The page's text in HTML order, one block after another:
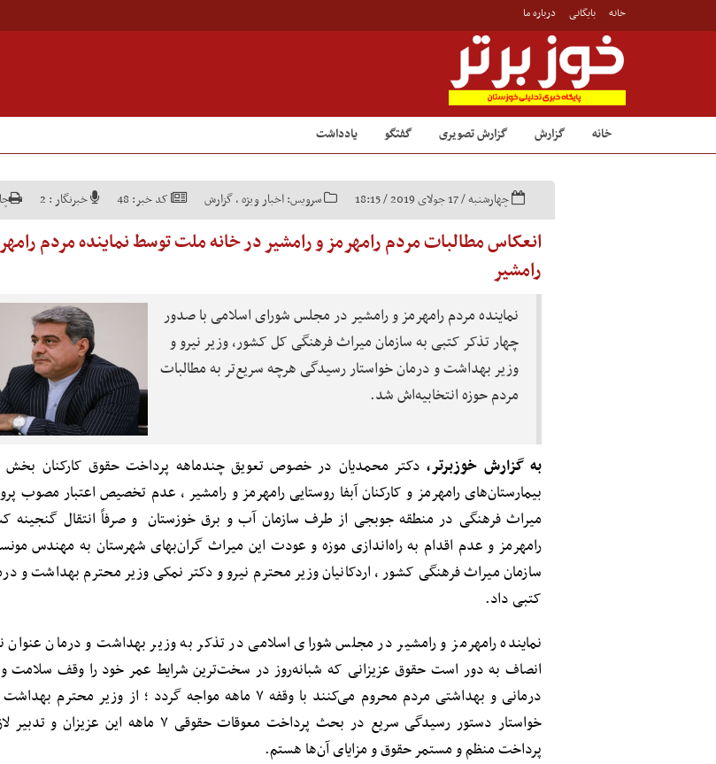
خانه بایگانی درباره ما
خانه گزارش گزارش تصویری گفتگو یادداشت
چهارشنبه / 17 جولای 2019 / 18:15 سرویس:اخبار ویژه,گزارش کد خبر: 48 خبرنگار : 2
انعکاس مطالبات مردم رامهرمز و رامشیر در خانه ملت توسط نماینده مردم
رامشیر
نماینده مردم رامهرمز و رامشیر در مجلس شورای اسلامی با صدور
چهار تذکر کتبی به سازمان میراث فرهنگی کل کشور، وزیر نیرو و
وزیر بهداشت و درمان خواستار رسیدگی هرچه سریع‌تر به مطالبات
مردم حوزه انتخابیه‌اش شد.
به گزارش خوزبرتر،دکتر محمدیان در خصوص تعویق چندماهه پرداخت حقوق کارکنان
بیمارستان‌های رامهرمز و کارکنان آبفا روستایی رامهرمز و رامشیر ، عدم تخصیص اعتبار مصوب
میراث فرهنگی در منطقه جوبجی از طرف سازمان آب و برق خوزستان و صرفاً انتقال
رامهرمز و عدم اقدام به راه‌اندازی موزه و عودت این میراث گران‌بهای شهرستان به مهندس
سازمان میراث فرهنگی کشور ، اردکانیان وزیر محترم نیرو و دکتر نمکی وزیر محترم بهداشت و
کتبی داد.
نماینده رامهرمز و رامشیر در مجلس شورای اسلامی در تذکر به وزیر بهداشت و درمان عنوان
انصاف به دور است حقوق عزیزانی که شبانه‌روز در سخت‌ترین شرایط عمر خود را وقف سلامت
درمانی و بهداشتی مردم محروم می‌کنند با وقفه ۷ ماهه مواجه گردد ؛ از وزیر
خواستار دستور رسیدگی سریع در بحث پرداخت معوقات حقوقی ۷ ماهه این
پرداخت منظم و مستمر حقوق و مزایای آن‌ها هستم.